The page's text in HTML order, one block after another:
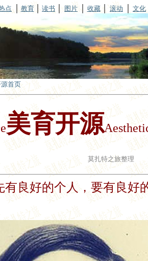
点 教育 读书 图片 收藏 滚动 文化
首页
美育开源
莫扎特之旅整理
良好的个人，要有良好